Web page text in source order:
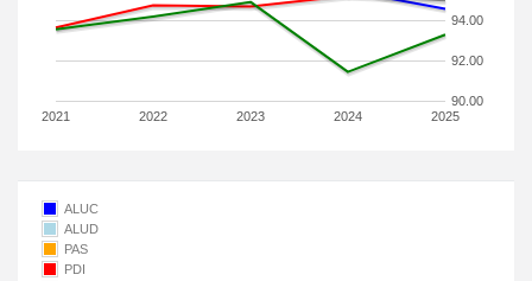
2021 2022 2023 2024 2025
90.00
92.00
94.00
ALUC
ALUD
PAS
PDI